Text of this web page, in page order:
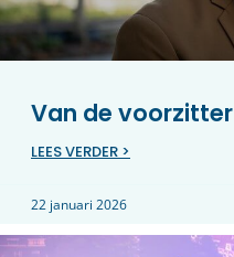
Van de voorzitter
LEES VERDER >
22 januari 2026